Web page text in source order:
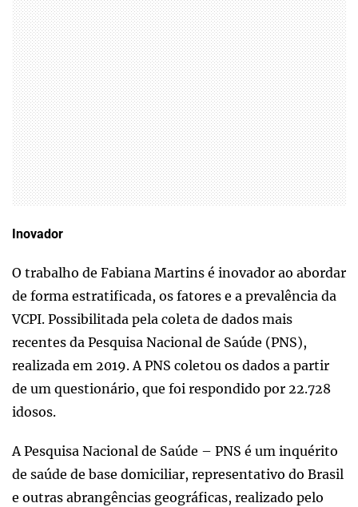
Inovador
O trabalho de Fabiana Martins é inovador ao abordar
de forma estratificada, os fatores e a prevalência da
VCPI. Possibilitada pela coleta de dados mais
recentes da Pesquisa Nacional de Saúde (PNS),
realizada em 2019. A PNS coletou os dados a partir
de um questionário, que foi respondido por 22.728
idosos.
A Pesquisa Nacional de Saúde – PNS é um inquérito
de saúde de base domiciliar, representativo do Brasil
e outras abrangências geográficas, realizado pelo